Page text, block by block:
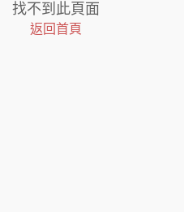
找不到此頁面
返回首頁